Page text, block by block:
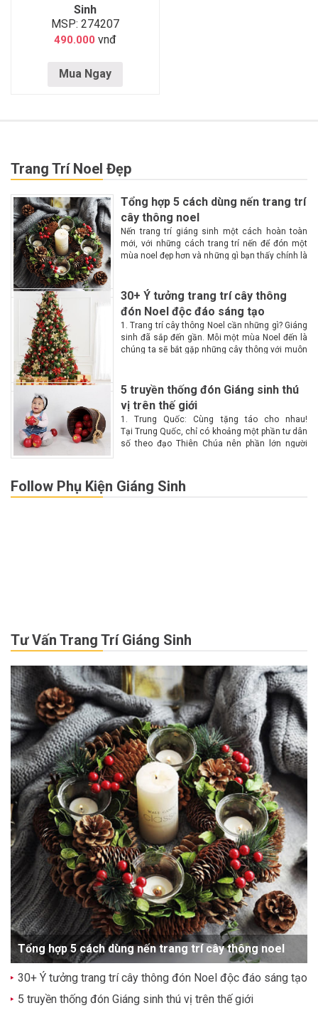
Sinh
MSP: 274207
490.000 vnđ
Mua Ngay
Trang Trí Noel Đẹp
Tổng hợp 5 cách dùng nến trang trí
cây thông noel
Nến trang trí giáng sinh một cách hoàn toàn
mới, với những cách trang trí nến để đón một
mùa noel đẹp hơn và những gì bạn thấy chính là
30+ Ý tưởng trang trí cây thông
đón Noel độc đáo sáng tạo
1. Trang trí cây thông Noel cần những gì? Giáng
sinh đã sắp đến gần. Mỗi một mùa Noel đến là
chúng ta sẽ bắt gặp những cây thông với muôn
5 truyền thống đón Giáng sinh thú
vị trên thế giới
1. Trung Quốc: Cùng tặng táo cho nhau!
Tại Trung Quốc, chỉ có khoảng một phần tư dân
số theo đạo Thiên Chúa nên phần lớn người
Follow Phụ Kiện Giáng Sinh
Tư Vấn Trang Trí Giáng Sinh
Tổng hợp 5 cách dùng nến trang trí cây thông noel
30+ Ý tưởng trang trí cây thông đón Noel độc đáo sáng tạo
5 truyền thống đón Giáng sinh thú vị trên thế giới